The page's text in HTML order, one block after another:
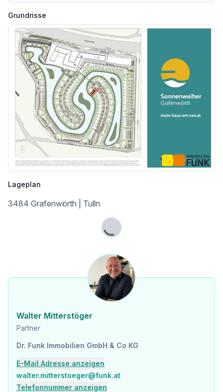
Infrastruktur / Entfernungen
Gesundheit
Arzt <4.000m
Apotheke <7.500m
Klinik <7.500m
Kinder & Schulen
Schule <1.500m
Kindergarten <1.500m
Nahversorgung
Supermarkt <1.500m
Bäckerei <1.500m
Bank <1.500m
Post <1.500m
Autobahnanschluss <1.500m
Angaben Entfernung Luftlinie / Quelle: OpenStreetMap
Grundrisse
Lageplan
3484 Grafenwörth | Tulln
Lade...
Walter Mitterstöger
Partner
Dr. Funk Immobilien GmbH & Co KG
E-Mail Adresse anzeigen
walter.mitterstoeger@funk.at
Telefonnummer anzeigen